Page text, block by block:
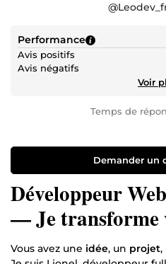
@
Performance
Avis positifs
Avis négatifs
Voir
Temps de
Demander un
Développeur
— Je transforme
produits
Vous avez une idée, un projet,